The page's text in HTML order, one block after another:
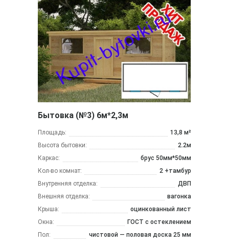
Бытовка (№3) 6м*2,3м
Площадь:
13,8 м²
Высота бытовки:
2.2м
Каркас:
брус 50мм*50мм
Кол-во комнат:
2 +тамбур
Внутренняя отделка:
ДВП
Внешняя отделка:
вагонка
Крыша:
оцинкованный лист
Окна:
ГОСТ с остеклением
Пол:
чистовой — половая доска 25 мм